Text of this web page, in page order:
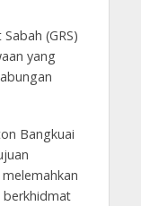
(GRS)
yang
Bangkuai